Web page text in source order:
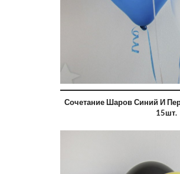
Сочетание Шаров Синий И
15шт.